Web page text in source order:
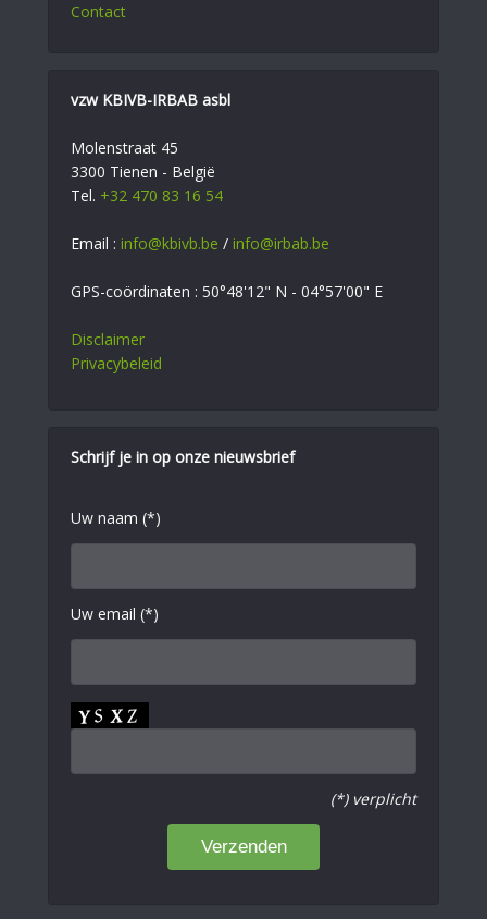
Contact
vzw KBIVB-IRBAB asbl
Molenstraat 45
3300 Tienen - België
Tel. +32 470 83 16 54
Email : info@kbivb.be / info@irbab.be
GPS-coördinaten : 50°48'12" N - 04°57'00" E
Disclaimer
Privacybeleid
Schrijf je in op onze nieuwsbrief
Uw naam (*)
Uw email (*)
(*) verplicht